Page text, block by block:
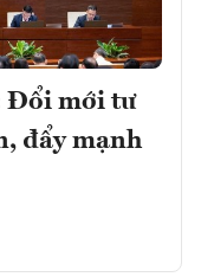
Đổi mới tư
đẩy mạnh